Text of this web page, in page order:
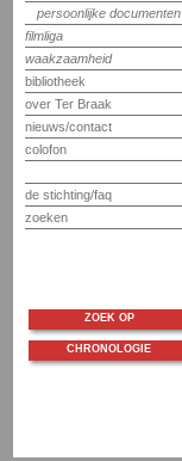
persoonlijke documenten
filmliga
waakzaamheid
bibliotheek
over Ter Braak
nieuws/contact
colofon
de stichting/faq
zoeken
ZOEK OP
CHRONOLOGIE